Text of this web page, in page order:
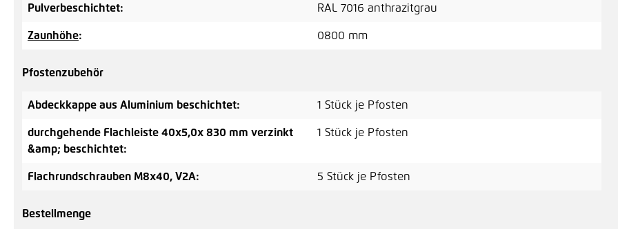
Pulverbeschichtet: RAL 7016 anthrazitgrau
Zaunhöhe: 0800 mm
Pfostenzubehör
Abdeckkappe aus Aluminium beschichtet: 1 Stück je Pfosten
durchgehende Flachleiste 40x5,0x 830 mm verzinkt
&amp; beschichtet:
1 Stück je Pfosten
Flachrundschrauben M8x40, V2A: 5 Stück je Pfosten
Bestellmenge